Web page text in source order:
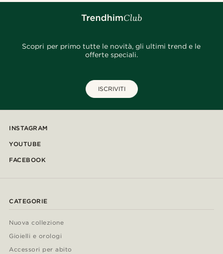
Scopri per primo tutte le novità, gli ultimi trend e le
offerte speciali.
ISCRIVITI
INSTAGRAM
YOUTUBE
FACEBOOK
CATEGORIE
Nuova collezione
Gioielli e orologi
Accessori per abito